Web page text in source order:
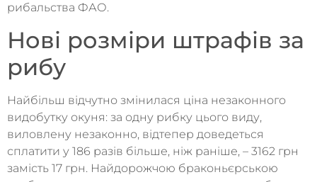
рибальства ФАО.
Нові розміри штрафів за
рибу
Найбільш відчутно змінилася ціна незаконного
видобутку окуня: за одну рибку цього виду,
виловлену незаконно, відтепер доведеться
сплатити у 186 разів більше, ніж раніше, – 3162 грн
замість 17 грн. Найдорожчою браконьєрською